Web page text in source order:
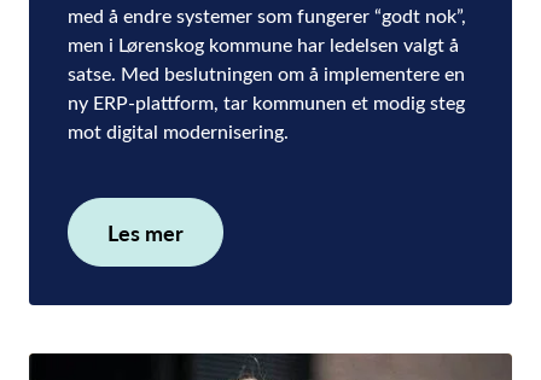
med å endre systemer som fungerer “godt nok”,
men i Lørenskog kommune har ledelsen valgt å
satse. Med beslutningen om å implementere en
ny ERP-plattform, tar kommunen et modig steg
mot digital modernisering.
Les mer